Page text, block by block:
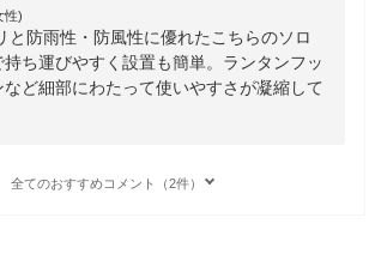
性)
と防雨性・防風性に優れたこちらのソロ
ち運びやすく設置も簡単。ランタンフッ
ど細部にわたって使いやすさが凝縮して
全てのおすすめコメント（2件）